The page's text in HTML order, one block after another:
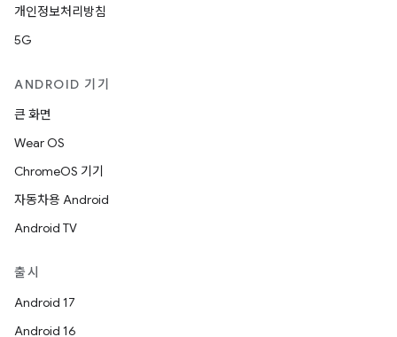
개인정보처리방침
5G
ANDROID 기기
큰 화면
Wear OS
ChromeOS 기기
자동차용 Android
Android TV
출시
Android 17
Android 16